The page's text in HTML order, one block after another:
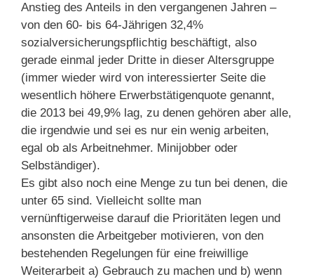
Anstieg des Anteils in den vergangenen Jahren –
von den 60- bis 64-Jährigen 32,4%
sozialversicherungspflichtig beschäftigt, also
gerade einmal jeder Dritte in dieser Altersgruppe
(immer wieder wird von interessierter Seite die
wesentlich höhere Erwerbstätigenquote genannt,
die 2013 bei 49,9% lag, zu denen gehören aber alle,
die irgendwie und sei es nur ein wenig arbeiten,
egal ob als Arbeitnehmer. Minijobber oder
Selbständiger).
Es gibt also noch eine Menge zu tun bei denen, die
unter 65 sind. Vielleicht sollte man
vernünftigerweise darauf die Prioritäten legen und
ansonsten die Arbeitgeber motivieren, von den
bestehenden Regelungen für eine freiwillige
Weiterarbeit a) Gebrauch zu machen und b) wenn